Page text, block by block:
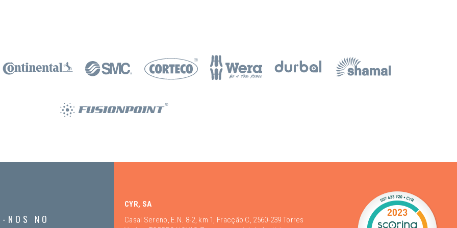
NOS NO
CYR, SA
Casal Sereno, E.N. 8-2, km 1, Fracção C, 2560-239 Torres